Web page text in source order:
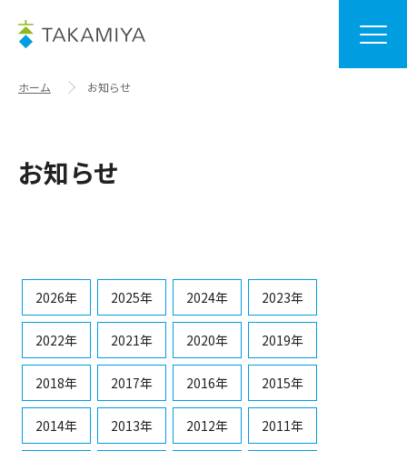
ホーム お知らせ
お知らせ
2026年 2025年 2024年 2023年
2022年 2021年 2020年 2019年
2018年 2017年 2016年 2015年
2014年 2013年 2012年 2011年